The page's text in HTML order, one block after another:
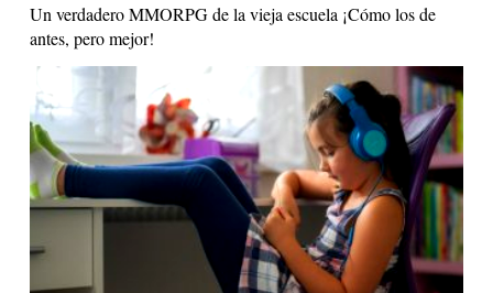
Un verdadero MMORPG de la vieja escuela ¡Cómo los de
antes, pero mejor!